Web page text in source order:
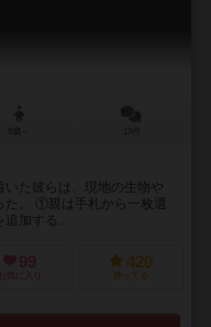
た彼らは、現地の生物や
た。 ①親は手札から一枚選
加する...
99
お気に入り
420
持ってる